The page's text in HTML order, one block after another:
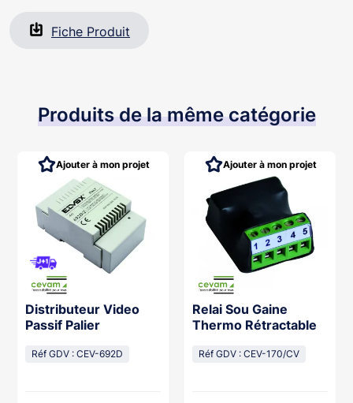
Fiche Produit
Produits de la même catégorie
Distributeur Video
Passif Palier
Réf GDV : CEV-692D
Ajouter à mon projet
Relai Sou Gaine
Thermo Rétractable
Réf GDV : CEV-170/CV
Ajouter à mon projet